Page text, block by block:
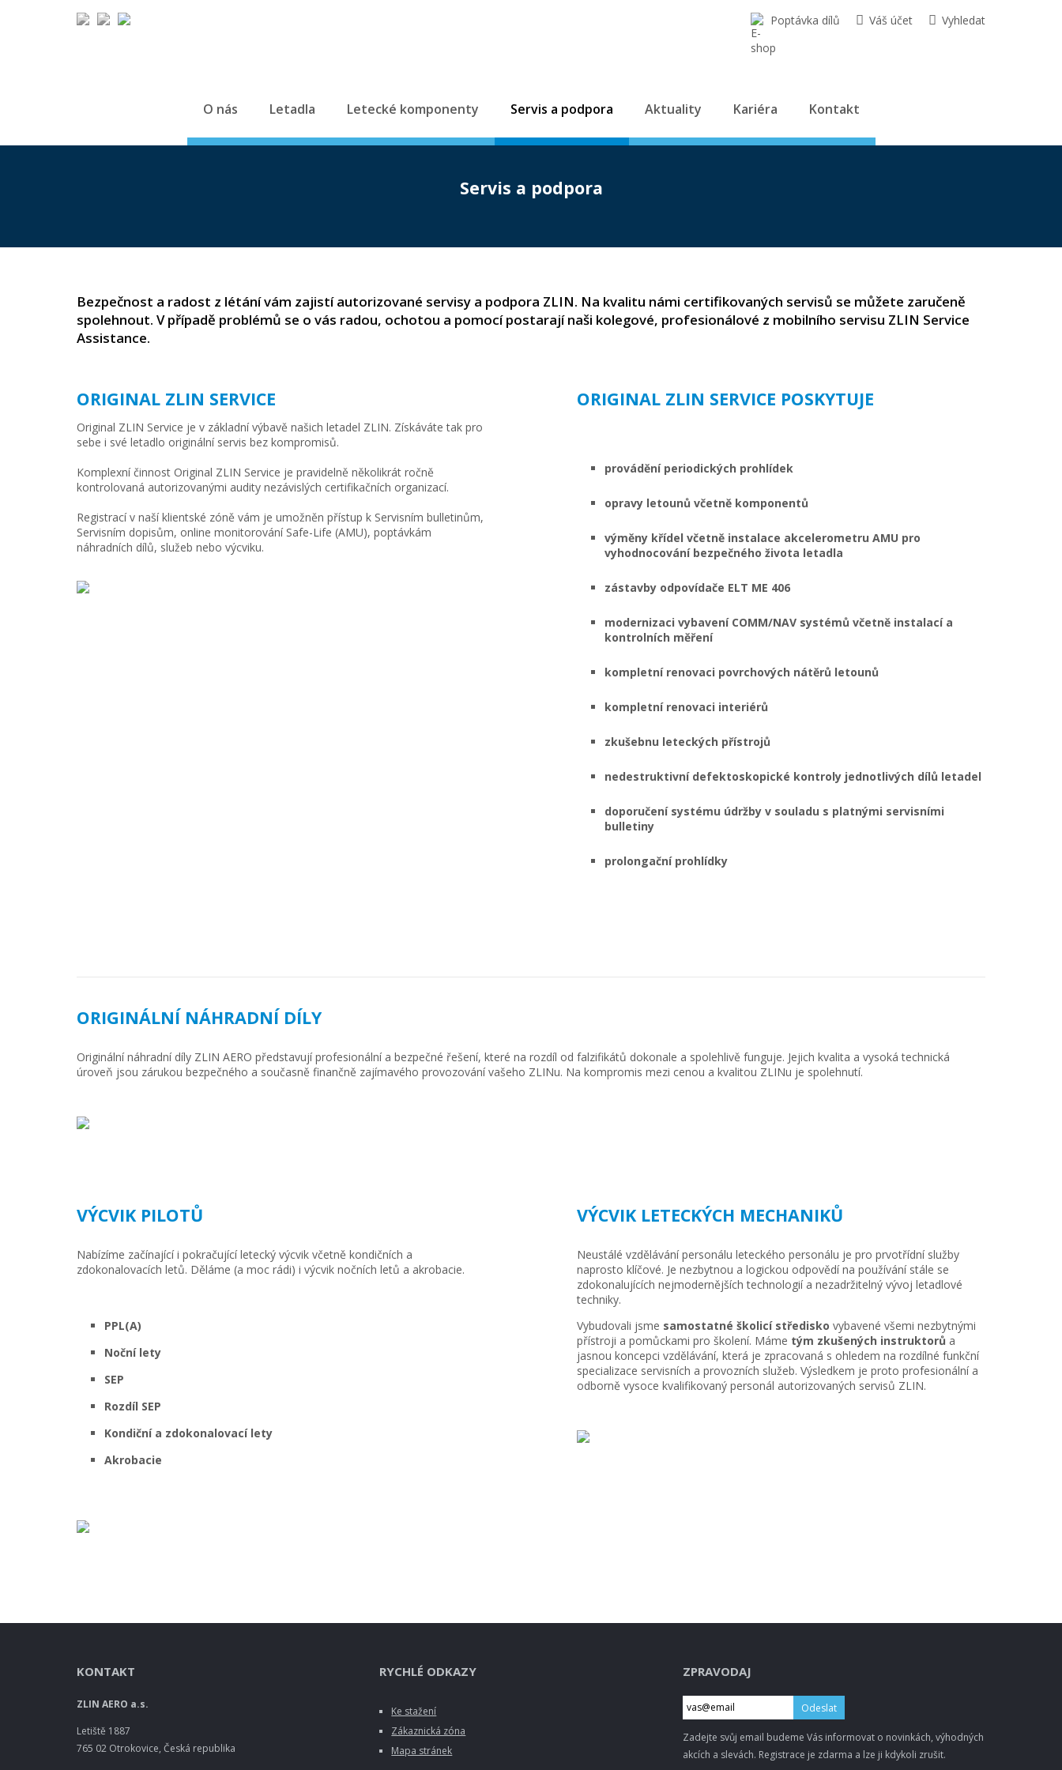
Poptávka dílů Váš účet Vyhledat
O nás Letadla Letecké komponenty Servis a podpora Aktuality Kariéra Kontakt
Servis a podpora
Bezpečnost a radost z létání vám zajistí autorizované servisy a podpora ZLIN. Na kvalitu námi certifikovaných servisů se můžete zaručeně
spolehnout. V případě problémů se o vás radou, ochotou a pomocí postarají naši kolegové, profesionálové z mobilního servisu ZLIN Service
Assistance.
ORIGINAL ZLIN SERVICE
Original ZLIN Service je v základní výbavě našich letadel ZLIN. Získáváte tak pro
sebe i své letadlo originální servis bez kompromisů.
Komplexní činnost Original ZLIN Service je pravidelně několikrát ročně
kontrolovaná autorizovanými audity nezávislých certifikačních organizací.
Registrací v naší klientské zóně vám je umožněn přístup k Servisním bulletinům,
Servisním dopisům, online monitorování Safe-Life (AMU), poptávkám
náhradních dílů, služeb nebo výcviku.
ORIGINAL ZLIN SERVICE POSKYTUJE
provádění periodických prohlídek
opravy letounů včetně komponentů
výměny křídel včetně instalace akcelerometru AMU pro
vyhodnocování bezpečného života letadla
zástavby odpovídače ELT ME 406
modernizaci vybavení COMM/NAV systémů včetně instalací a
kontrolních měření
kompletní renovaci povrchových nátěrů letounů
kompletní renovaci interiérů
zkušebnu leteckých přístrojů
nedestruktivní defektoskopické kontroly jednotlivých dílů letadel
doporučení systému údržby v souladu s platnými servisními
bulletiny
prolongační prohlídky
ORIGINÁLNÍ NÁHRADNÍ DÍLY
Originální náhradní díly ZLIN AERO představují profesionální a bezpečné řešení, které na rozdíl od falzifikátů dokonale a spolehlivě funguje. Jejich kvalita a vysoká technická
úroveň jsou zárukou bezpečného a současně finančně zajímavého provozování vašeho ZLINu. Na kompromis mezi cenou a kvalitou ZLINu je spolehnutí.
VÝCVIK PILOTŮ
Nabízíme začínající i pokračující letecký výcvik včetně kondičních a
zdokonalovacích letů. Děláme (a moc rádi) i výcvik nočních letů a akrobacie.
PPL(A)
Noční lety
SEP
Rozdíl SEP
Kondiční a zdokonalovací lety
Akrobacie
VÝCVIK LETECKÝCH MECHANIKŮ
Neustálé vzdělávání personálu leteckého personálu je pro prvotřídní služby
naprosto klíčové. Je nezbytnou a logickou odpovědí na používání stále se
zdokonalujících nejmodernějších technologií a nezadržitelný vývoj letadlové
techniky.
Vybudovali jsme samostatné školicí středisko vybavené všemi nezbytnými
přístroji a pomůckami pro školení. Máme tým zkušených instruktorů a
jasnou koncepci vzdělávání, která je zpracovaná s ohledem na rozdílné funkční
specializace servisních a provozních služeb. Výsledkem je proto profesionální a
odborně vysoce kvalifikovaný personál autorizovaných servisů ZLIN.
KONTAKT
ZLIN AERO a.s.
Letiště 1887
765 02 Otrokovice, Česká republika
RYCHLÉ ODKAZY
Ke stažení
Zákaznická zóna
Mapa stránek
ZPRAVODAJ
Odeslat
Zadejte svůj email budeme Vás informovat o novinkách, výhodných
akcích a slevách. Registrace je zdarma a lze ji kdykoli zrušit.